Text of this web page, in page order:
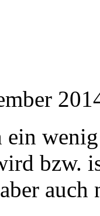
bzw.